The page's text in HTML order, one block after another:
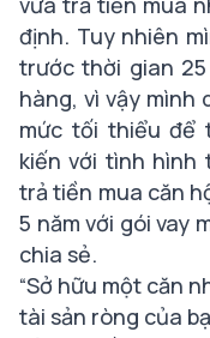
định. Tuy nhiên
trước thời gian
hàng, vì vậy mình
mức tối thiểu để
kiến với tình hình
trả tiền mua căn
5 năm với gói vay
chia sẻ.
“Sở hữu một căn
tài sản ròng của